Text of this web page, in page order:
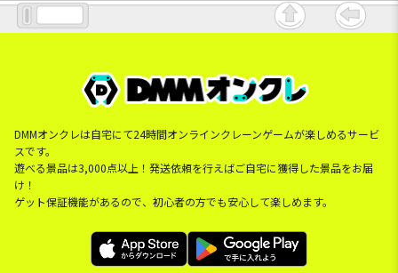
DMMオンクレは自宅にて24時間オンラインクレーンゲームが楽しめるサービ
スです。
遊べる景品は3,000点以上！発送依頼を行えばご自宅に獲得した景品をお届
け！
ゲット保証機能があるので、初心者の方でも安心して楽しめます。